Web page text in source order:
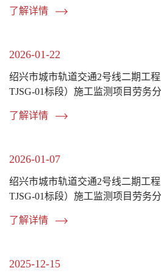
了解详情
2026-01-22
绍兴市城市轨道交通2号线二期工
TJSG-01标段）施工监测项目劳务
了解详情
2026-01-07
绍兴市城市轨道交通2号线二期工
TJSG-01标段）施工监测项目劳务
了解详情
2025-12-15